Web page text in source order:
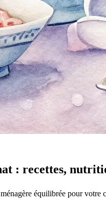
: recettes,
équilibrée pour votre